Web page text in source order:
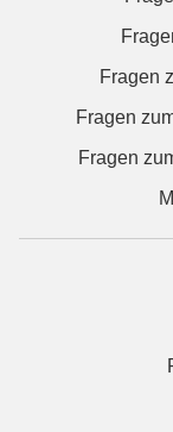
Fragen
Fragen
Fragen